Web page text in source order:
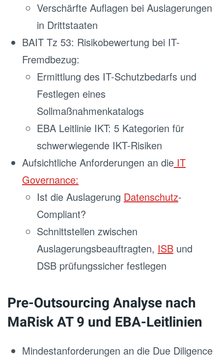
Verschärfte Auflagen bei Auslagerungen
in Drittstaaten
BAIT Tz 53: Risikobewertung bei IT-
Fremdbezug:
Ermittlung des IT-Schutzbedarfs und
Festlegen eines
Sollmaßnahmenkatalogs
EBA Leitlinie IKT: 5 Kategorien für
schwerwiegende IKT-Risiken
Aufsichtliche Anforderungen an die IT
Governance:
Ist die Auslagerung Datenschutz-
Compliant?
Schnittstellen zwischen
Auslagerungsbeauftragten, ISB und
DSB prüfungssicher festlegen
Pre-Outsourcing Analyse nach
MaRisk AT 9 und EBA-Leitlinien
Mindestanforderungen an die Due Diligence